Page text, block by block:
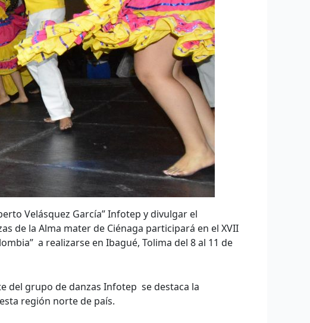
Velásquez García” Infotep y divulgar el
de la Alma mater de Ciénaga participará en el XVII
a realizarse en Ibagué, Tolima del 8 al 11 de
grupo de danzas Infotep se destaca la
región norte de país.